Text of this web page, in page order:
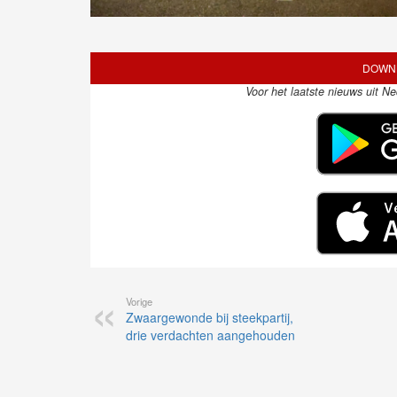
Voor het laatste nieuws uit
Vorige
Zwaargewonde bij steekpartij,
drie verdachten aangehouden